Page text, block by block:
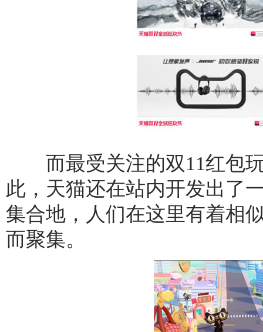
而最受关注的双11红包
此，天猫还在站内开发出了
集合地，人们在这里有着相
而聚集。